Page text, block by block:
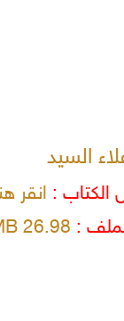
السيد
الكتاب :انقر هنا
:
26.98 MB